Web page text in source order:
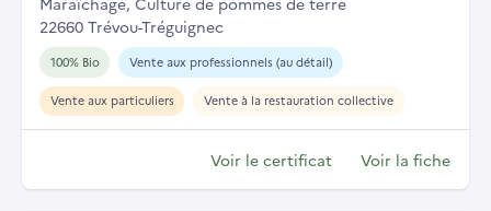
22660 Trévou-Tréguignec
100% Bio Vente aux professionnels (au détail)
Vente aux particuliers Vente à la restauration collective
Voir le certificat Voir la fiche